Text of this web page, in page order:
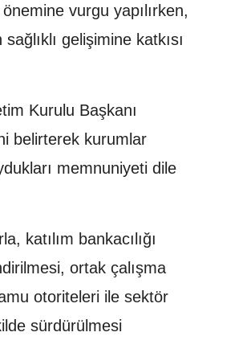
vurgu yapılırken,
gelişimine katkısı
Kurulu Başkanı
belirterek kurumlar
memnuniyeti dile
katılım bankacılığı
ortak çalışma
otoriteleri ile sektör
sürdürülmesi